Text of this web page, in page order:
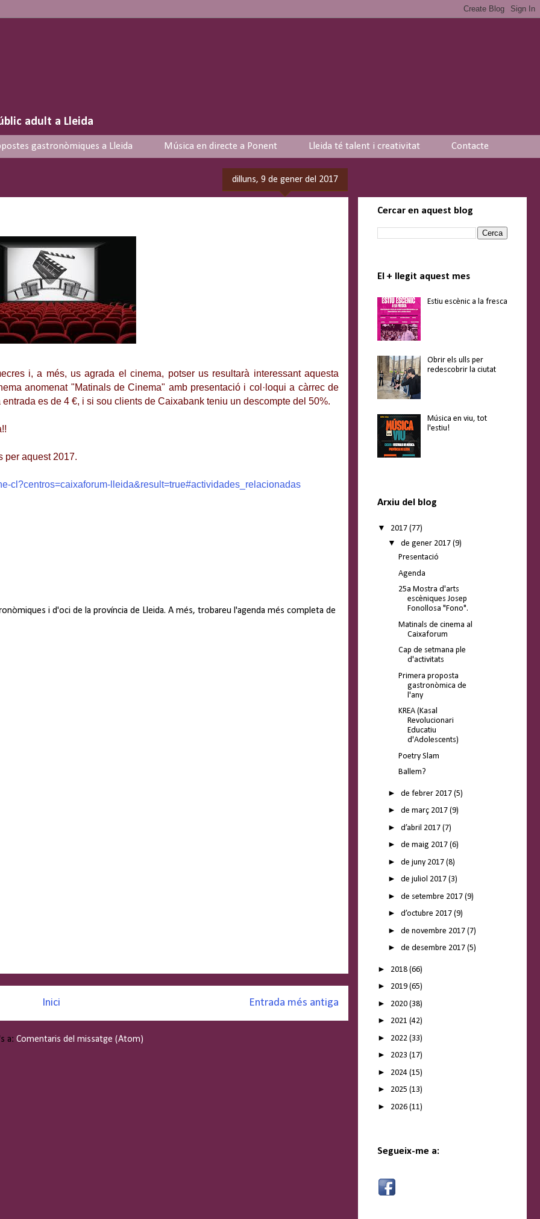
adult a Lleida
gastronòmiques a Lleida Música en directe a Ponent Lleida té talent i creativitat Contacte
dilluns, 9 de gener del 2017
i, a més, us agrada el cinema, potser us resultarà interessant aquesta
anomenat "Matinals de Cinema" amb presentació i col·loqui a càrrec de
es de 4 €, i si sou clients de Caixabank teniu un descompte del 50%.
per aquest 2017.
cl?centros=caixaforum-lleida&result=true#actividades_relacionadas
i d'oci de la província de Lleida. A més, trobareu l'agenda més completa de
Entrada més antiga
Inici
a: Comentaris del missatge (Atom)
Cercar en aquest blog
El + llegit aquest mes
Estiu escènic a la fresca
Obrir els ulls per
redescobrir la ciutat
Música en viu, tot
l'estiu!
Arxiu del blog
▼ 2017 (77)
▼ de gener 2017 (9)
Presentació
Agenda
25a Mostra d'arts
escèniques Josep
Fonollosa "Fono".
Matinals de cinema al
Caixaforum
Cap de setmana ple
d'activitats
Primera proposta
gastronòmica de
l'any
KREA (Kasal
Revolucionari
Educatiu
d'Adolescents)
Poetry Slam
Ballem?
► de febrer 2017 (5)
► de març 2017 (9)
► d’abril 2017 (7)
► de maig 2017 (6)
► de juny 2017 (8)
► de juliol 2017 (3)
► de setembre 2017 (9)
► d’octubre 2017 (9)
► de novembre 2017 (7)
► de desembre 2017 (5)
► 2018 (66)
► 2019 (65)
► 2020 (38)
► 2021 (42)
► 2022 (33)
► 2023 (17)
► 2024 (15)
► 2025 (13)
► 2026 (11)
Segueix-me a: